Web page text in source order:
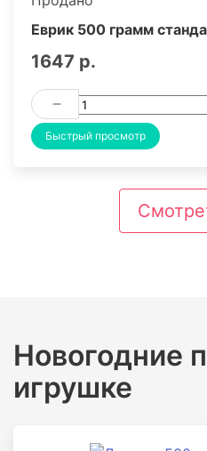
Еврик 500 грамм
1647 р.
Быстрый просмотр
Новогодние
игрушке